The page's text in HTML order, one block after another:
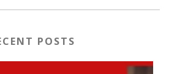
POSTS